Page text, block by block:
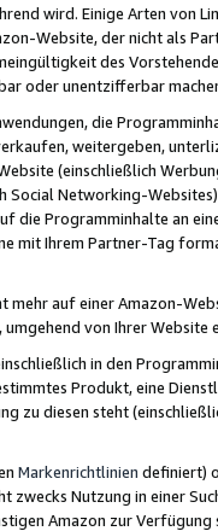
wird. Einige Arten von
Website, der nicht als
des
oder unentzifferbar
die
weitergeben,
(einschließlich
Social Networking-
die Programminhalte an
mit Ihrem Partner-Tag
mehr auf einer Amazon-
von Ihrer
in den
Produkt, eine
zu diesen steht
Markenrichtlinien definiert)
zwecks Nutzung in einer
Amazon zur